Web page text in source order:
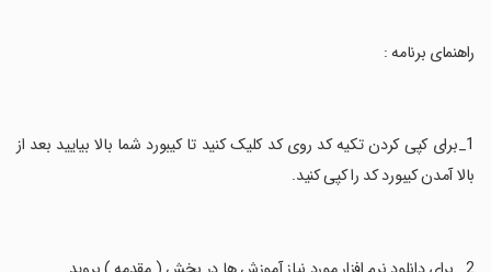
‏راهنمای برنامه :
‏1_برای کپی کردن تکیه کد روی کد کلیک کنید تا کیبورد شما بالا بیایید بعد از
بالا آمدن کیبورد کد را کپی کنید.